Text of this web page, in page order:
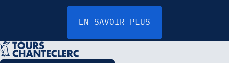
ez bénéficier du programme